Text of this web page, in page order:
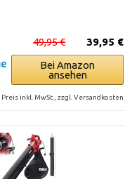
39,95 €
49,95 €
Bei Amazon
ansehen
Preis inkl. MwSt., zzgl. Versandkosten